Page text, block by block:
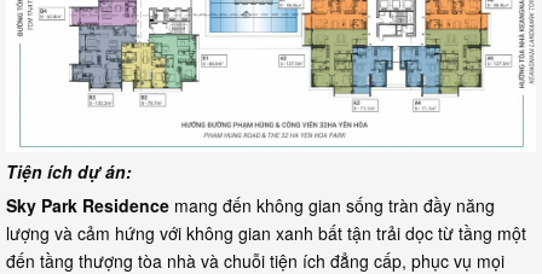
Tiện ích dự án:
Sky Park Residence mang đến không gian sống tràn đầy năng
lượng và cảm hứng với không gian xanh bất tận trải dọc từ tầng một
đến tầng thượng tòa nhà và chuỗi tiện ích đẳng cấp, phục vụ mọi